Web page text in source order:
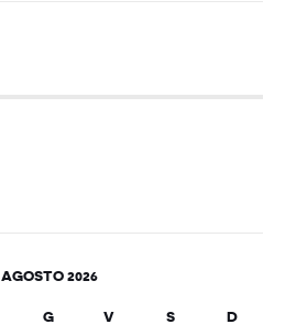
AGOSTO 2026
G V S
D